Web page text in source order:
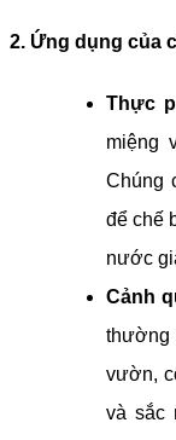
2. Ứng dụng của
Thực
miệng
Chúng
để chế
nước
Cảnh
thường
vườn,
và sắc